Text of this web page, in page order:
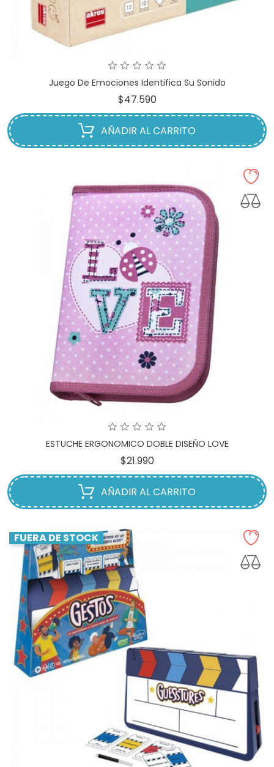
Juego De Emociones Identifica Su Sonido
$47.590Precio
AÑADIR AL CARRITO
ESTUCHE ERGONOMICO DOBLE DISEÑO LOVE
$21.990Precio
AÑADIR AL CARRITO
FUERA DE STOCK